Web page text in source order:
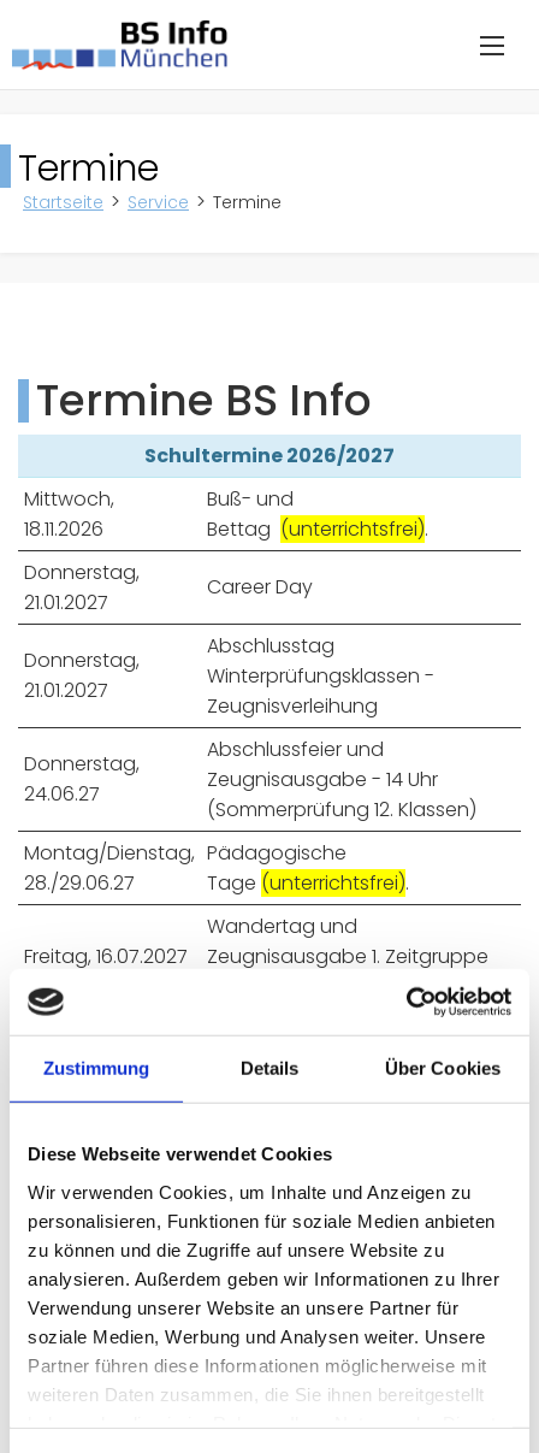
Zustimmung Details Über Cookies
Diese Webseite verwendet Cookies
Wir verwenden Cookies, um Inhalte und Anzeigen zu
personalisieren, Funktionen für soziale Medien anbieten
zu können und die Zugriffe auf unsere Website zu
analysieren. Außerdem geben wir Informationen zu Ihrer
Verwendung unserer Website an unsere Partner für
soziale Medien, Werbung und Analysen weiter. Unsere
Partner führen diese Informationen möglicherweise mit
weiteren Daten zusammen, die Sie ihnen bereitgestellt
Termine
Startseite Service Termine
Termine BS Info
Schultermine 2026/2027
Mittwoch,
18.11.2026
Buß- und
Bettag (unterrichtsfrei).
Donnerstag,
21.01.2027
Career Day
Donnerstag,
21.01.2027
Abschlusstag
Winterprüfungsklassen -
Zeugnisverleihung
Donnerstag,
24.06.27
Abschlussfeier und
Zeugnisausgabe - 14 Uhr
(Sommerprüfung 12. Klassen)
Montag/Dienstag,
28./29.06.27
Pädagogische
Tage (unterrichtsfrei).
Freitag, 16.07.2027
Wandertag und
Zeugnisausgabe 1. Zeitgruppe
Freitag, 23.07.2027
Wandertag und
Zeugnisausgabe 2. Zeitgruppe
Dienstag,
Zeugnisausgabe 3. Zeitgruppe
(10. & 11. Klassen)
IHK-Prüfungen 2026/2027
Abschlussprüfung
Teil 1:
Herbst: Mittwoch,
30.09.2026
Frühjahr: Mittwoch,
24.02.2027